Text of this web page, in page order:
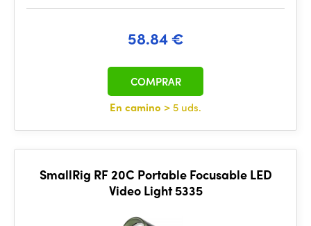
58.84 €
En camino > 5 uds.
COMPRAR
SmallRig RF 20C Portable Focusable LED
Video Light 5335